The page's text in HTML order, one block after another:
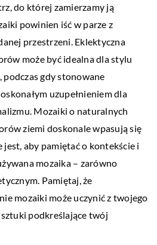
do której zamierzamy ją
powinien iść w parze z
przestrzeni. Eklektyczna
może być idealna dla stylu
gdy stonowane
uzupełnieniem dla
Mozaiki o naturalnych
ziemi doskonale wpasują się
aby pamiętać o kontekście i
mozaika – zarówno
Pamiętaj, że
mozaiki może uczynić z twojego
podkreślające twój